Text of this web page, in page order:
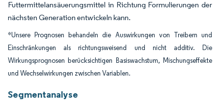
Futtermittelansäuerungsmittel in Richtung Formulierungen der
nächsten Generation entwickeln kann.
*Unsere Prognosen behandeln die Auswirkungen von Treibern und
Einschränkungen als richtungsweisend und nicht additiv. Die
Wirkungsprognosen berücksichtigen Basiswachstum, Mischungseffekte
und Wechselwirkungen zwischen Variablen.
Segmentanalyse